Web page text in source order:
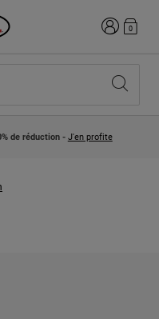
Connexion
0
de réduction - J'en profite